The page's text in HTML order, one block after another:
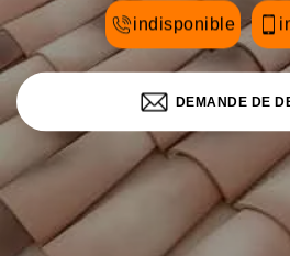
indisponible
DEMANDE DE